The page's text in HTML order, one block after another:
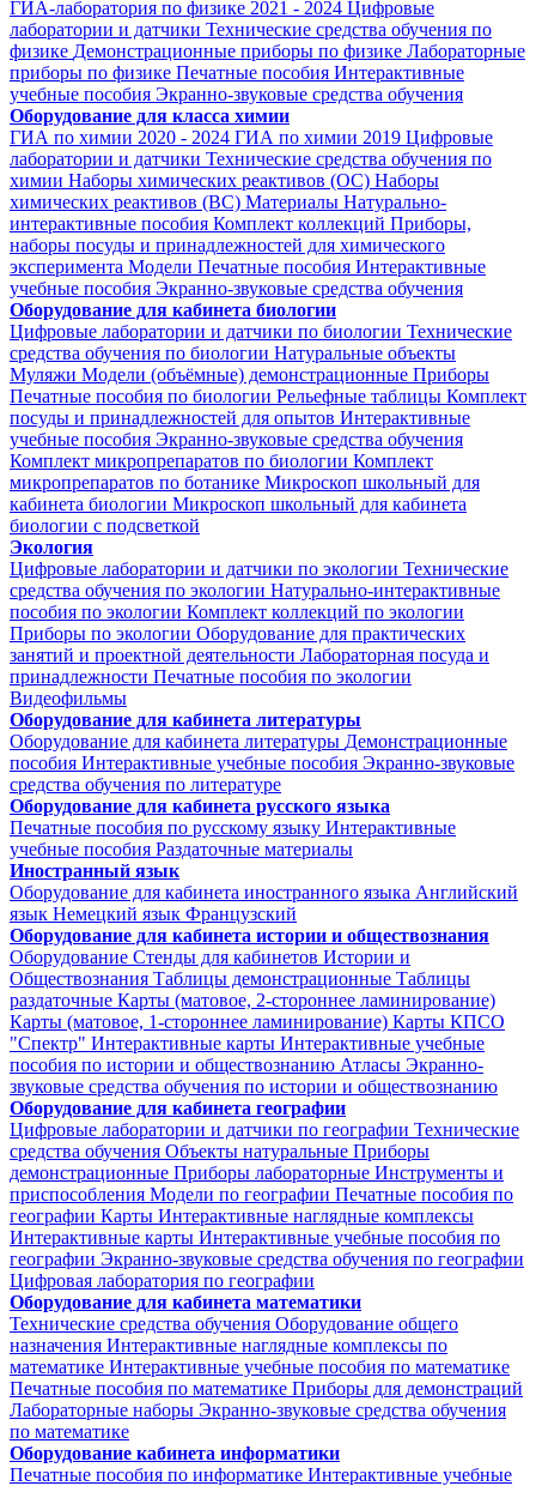
ГИА-лаборатория по физике 2021 - 2024 Цифровые
лаборатории и датчики Технические средства обучения по
физике Демонстрационные приборы по физике Лабораторные
приборы по физике Печатные пособия Интерактивные
учебные пособия Экранно-звуковые средства обучения
Оборудование для класса химии
ГИА по химии 2020 - 2024 ГИА по химии 2019 Цифровые
лаборатории и датчики Технические средства обучения по
химии Наборы химических реактивов (ОС) Наборы
химических реактивов (ВС) Материалы Натурально-
интерактивные пособия Комплект коллекций Приборы,
наборы посуды и принадлежностей для химического
эксперимента Модели Печатные пособия Интерактивные
учебные пособия Экранно-звуковые средства обучения
Оборудование для кабинета биологии
Цифровые лаборатории и датчики по биологии Технические
средства обучения по биологии Натуральные объекты
Муляжи Модели (объёмные) демонстрационные Приборы
Печатные пособия по биологии Рельефные таблицы Комплект
посуды и принадлежностей для опытов Интерактивные
учебные пособия Экранно-звуковые средства обучения
Комплект микропрепаратов по биологии Комплект
микропрепаратов по ботанике Микроскоп школьный для
кабинета биологии Микроскоп школьный для кабинета
биологии с подсветкой
Экология
Цифровые лаборатории и датчики по экологии Технические
средства обучения по экологии Натурально-интерактивные
пособия по экологии Комплект коллекций по экологии
Приборы по экологии Оборудование для практических
занятий и проектной деятельности Лабораторная посуда и
принадлежности Печатные пособия по экологии
Видеофильмы
Оборудование для кабинета литературы
Оборудование для кабинета литературы Демонстрационные
пособия Интерактивные учебные пособия Экранно-звуковые
средства обучения по литературе
Оборудование для кабинета русского языка
Печатные пособия по русскому языку Интерактивные
учебные пособия Раздаточные материалы
Иностранный язык
Оборудование для кабинета иностранного языка Английский
язык Немецкий язык Французский
Оборудование для кабинета истории и обществознания
Оборудование Стенды для кабинетов Истории и
Обществознания Таблицы демонстрационные Таблицы
раздаточные Карты (матовое, 2-стороннее ламинирование)
Карты (матовое, 1-стороннее ламинирование) Карты КПСО
"Спектр" Интерактивные карты Интерактивные учебные
пособия по истории и обществознанию Атласы Экранно-
звуковые средства обучения по истории и обществознанию
Оборудование для кабинета географии
Цифровые лаборатории и датчики по географии Технические
средства обучения Объекты натуральные Приборы
демонстрационные Приборы лабораторные Инструменты и
приспособления Модели по географии Печатные пособия по
географии Карты Интерактивные наглядные комплексы
Интерактивные карты Интерактивные учебные пособия по
географии Экранно-звуковые средства обучения по географии
Цифровая лаборатория по географии
Оборудование для кабинета математики
Технические средства обучения Оборудование общего
назначения Интерактивные наглядные комплексы по
математике Интерактивные учебные пособия по математике
Печатные пособия по математике Приборы для демонстраций
Лабораторные наборы Экранно-звуковые средства обучения
по математике
Оборудование кабинета информатики
Печатные пособия по информатике Интерактивные учебные